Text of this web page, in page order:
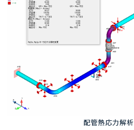
配管熱応力解析